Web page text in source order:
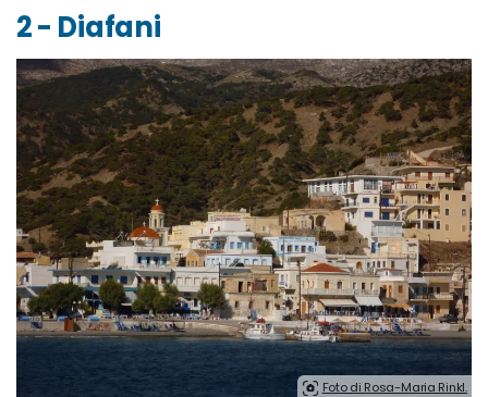
2 - Diafani
Foto di Rosa-Maria Rinkl.